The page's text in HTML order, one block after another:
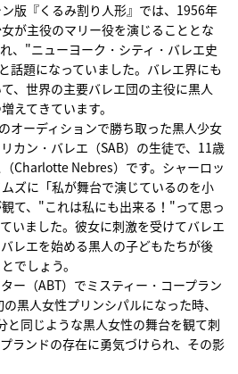
版『くるみ割り人形』では、1956年
が主役のマリー役を演じることとな
、"ニューヨーク・シティ・バレエ史
話題になっていました。バレエ界にも
、世界の主要バレエ団の主役に黒人
えてきています。
オーディションで勝ち取った黒人少女
カン・バレエ（SAB）の生徒で、11歳
Charlotte Nebres）です。シャーロッ
ズに「私が舞台で演じているのを小
て、"これは私にも出来る！"って思っ
いました。彼女に刺激を受けてバレエ
レエを始める黒人の子どもたちが後
でしょう。
ー（ABT）でミスティー・コープラン
黒人女性プリンシパルになった時、
と同じような黒人女性の舞台を観て刺
ランドの存在に勇気づけられ、その影